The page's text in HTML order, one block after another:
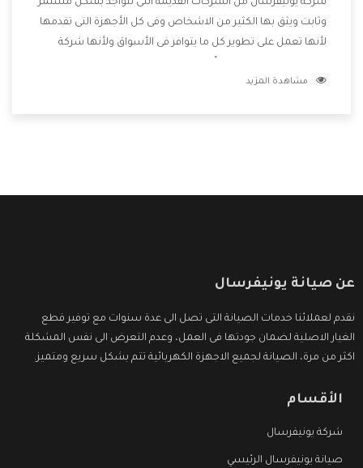
شركة يونيفرسال من الشركات القديمة التى تتواجد بشكل مستمر
وثابت ويثق بها الكثير من الاشخاص وفى كل الأجهزة التى تقدمها
لأنها تعمل على تطوير كل ما يتوافر فى الأسواق ولأنها شركة
وتقدم للعملاء أقوى العروض والخصومات التى تسهل على
مشاهدة المزيد
عن صيانة يونيفرسال
نقدم لعملائنا خدمات الصيانة التى تصل الى عدة سنوات مع توفير قطع
الغيار الاصلية لضمان جودتها فى العمل، وعدم التعرض الى نفس المشكلة
اكثر من مرة، الصيانة لجميع الاجهزة الكهربائية تتم بشكل سريع ومتميز.
الأقسام
شركة يونيفرسال
صيانة يونيفرسال الرئيسي